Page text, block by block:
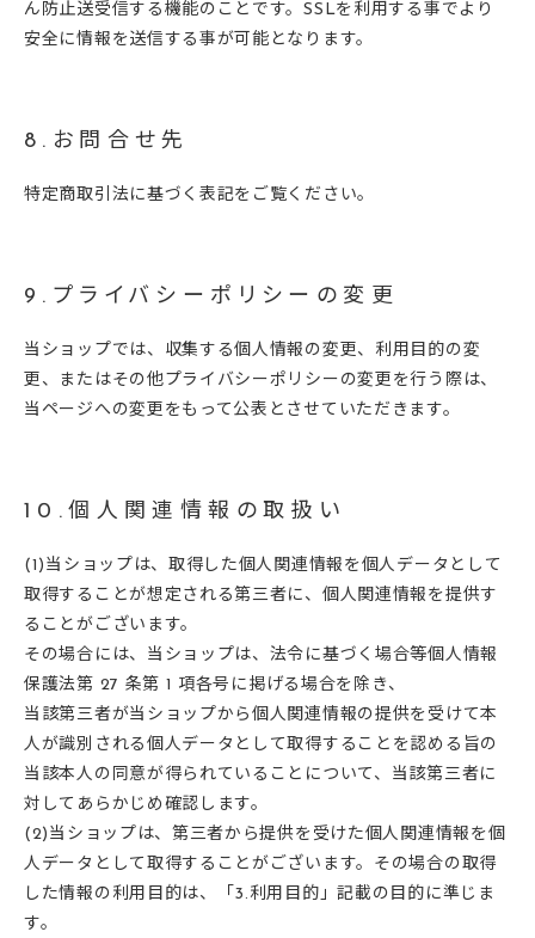
ん防止送受信する機能のことです。SSLを利用する事でより
安全に情報を送信する事が可能となります。
8.お問合せ先
特定商取引法に基づく表記をご覧ください。
9.プライバシーポリシーの変更
当ショップでは、収集する個人情報の変更、利用目的の変
更、またはその他プライバシーポリシーの変更を行う際は、
当ページへの変更をもって公表とさせていただきます。
10.個人関連情報の取扱い
(1)当ショップは、取得した個人関連情報を個人データとして
取得することが想定される第三者に、個人関連情報を提供す
ることがございます。
その場合には、当ショップは、法令に基づく場合等個人情報
保護法第 27 条第 1 項各号に掲げる場合を除き、
当該第三者が当ショップから個人関連情報の提供を受けて本
人が識別される個人データとして取得することを認める旨の
当該本人の同意が得られていることについて、当該第三者に
対してあらかじめ確認します。
(2)当ショップは、第三者から提供を受けた個人関連情報を個
人データとして取得することがございます。その場合の取得
した情報の利用目的は、「3.利用目的」記載の目的に準じま
す。